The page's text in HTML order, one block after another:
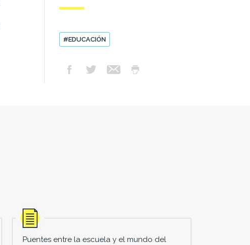
#EDUCACIÓN
Puentes entre la escuela y el mundo del